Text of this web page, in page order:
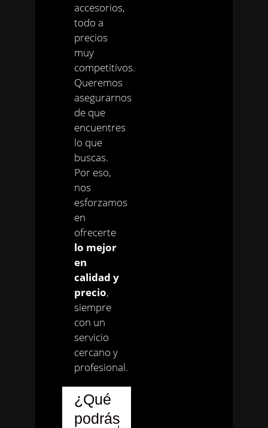
accesorios,
todo a
precios
muy
competitivos.
Queremos
asegurarnos
de que
encuentres
lo que
buscas.
Por eso,
nos
esforzamos
en
ofrecerte
lo mejor
en
calidad y
precio,
siempre
con un
servicio
cercano y
profesional.
¿Qué
podrás